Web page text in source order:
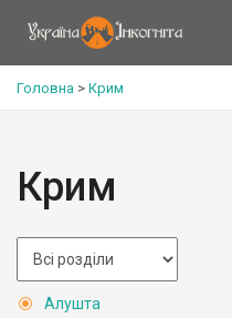
Головна > Крим
Крим
Алушта